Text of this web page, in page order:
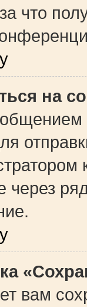
что
на
через
вам